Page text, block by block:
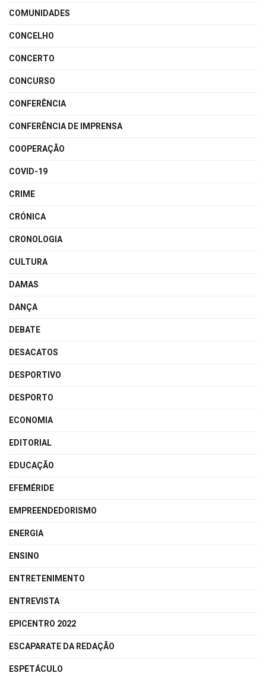
COMUNIDADES
CONCELHO
CONCERTO
CONCURSO
CONFERÊNCIA
CONFERÊNCIA DE IMPRENSA
COOPERAÇÃO
COVID-19
CRIME
CRÓNICA
CRONOLOGIA
CULTURA
DAMAS
DANÇA
DEBATE
DESACATOS
DESPORTIVO
DESPORTO
ECONOMIA
EDITORIAL
EDUCAÇÃO
EFEMÉRIDE
EMPREENDEDORISMO
ENERGIA
ENSINO
ENTRETENIMENTO
ENTREVISTA
EPICENTRO 2022
ESCAPARATE DA REDAÇÃO
ESPETÁCULO